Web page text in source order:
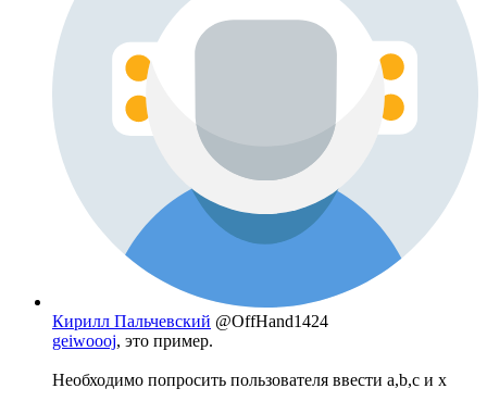
Кирилл Пальчевский @OffHand1424
geiwoooj, это пример.
Необходимо попросить пользователя ввести a,b,c и x